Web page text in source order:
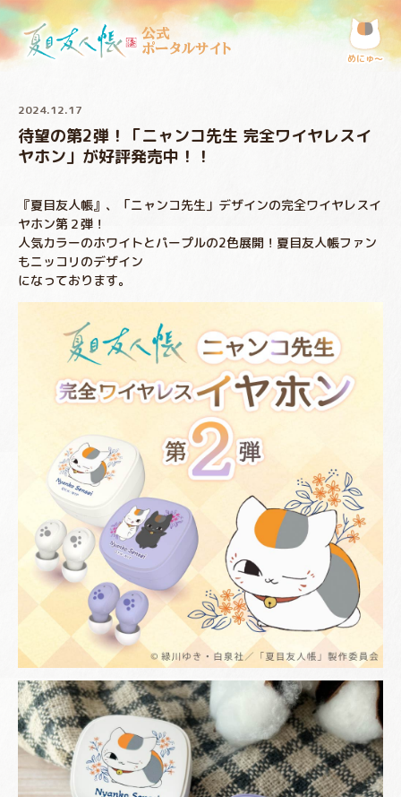
公式
ポータルサイト
めにゅ〜
2024.12.17
待望の第2弾！「ニャンコ先生 完全ワイヤレスイ
ヤホン」が好評発売中！！
『夏目友人帳』、「ニャンコ先生」デザインの完全ワイヤレスイ
ヤホン第２弾！
人気カラーのホワイトとパープルの2色展開！夏目友人帳ファン
もニッコリのデザイン
になっております。